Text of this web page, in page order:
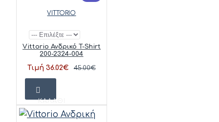
VITTORIO
Vittorio Ανδρικό T-Shirt
200-2324-004
Τιμή 36.02€ 45.00€
ΚΑΛΆΘΙ